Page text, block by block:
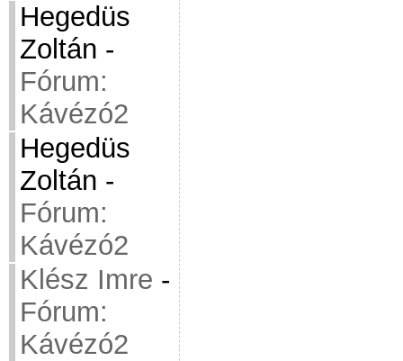
Hegedüs
Zoltán -
Fórum:
Kávézó2
Hegedüs
Zoltán -
Fórum:
Kávézó2
Klész Imre -
Fórum:
Kávézó2